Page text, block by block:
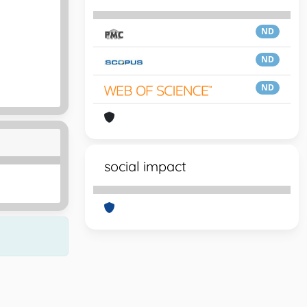
ND
ND
ND
social impact